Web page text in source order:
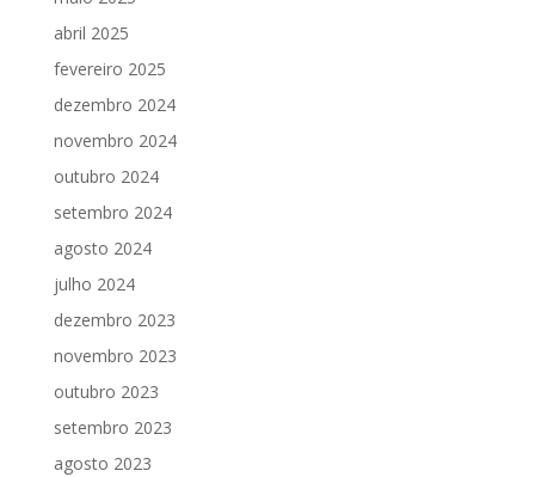
abril 2025
fevereiro 2025
dezembro 2024
novembro 2024
outubro 2024
setembro 2024
agosto 2024
julho 2024
dezembro 2023
novembro 2023
outubro 2023
setembro 2023
agosto 2023